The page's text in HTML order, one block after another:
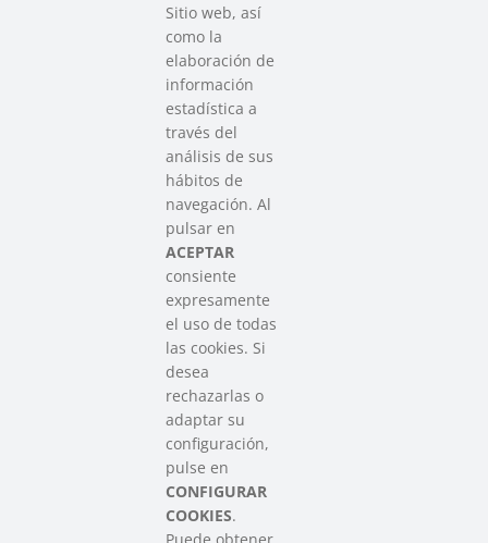
SAREEN SAREA
Asociación que agrupa a las redes
del Tercer Sector Social en Euskadi
Contacto
info@sareensarea.eu
Iparraguirre, 9 lonja – 48009 Bilbao
946 569 230
Colabora
Sitio web, así
como la
elaboración de
información
estadística a
través del
análisis de sus
hábitos de
navegación. Al
pulsar en
ACEPTAR
consiente
expresamente
el uso de todas
las cookies. Si
desea
rechazarlas o
adaptar su
configuración,
pulse en
CONFIGURAR
COOKIES.